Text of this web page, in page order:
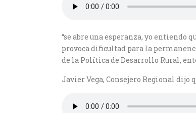
“se abre una esperanza, yo entiendo
provoca dificultad para la
de la Política de Desarrollo Rural,
Javier Vega, Consejero Regional dijo